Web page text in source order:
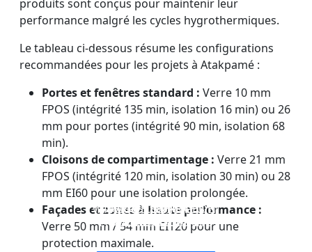
VERRE COUPE-FEU
MONOCOUCHE
VERRE COUPE-FEU
DOUBLE COUCHE
VITRAGES IGNIFUGES ET
PORTES
PAROI DE SÉPARATION
EN VERRE COUPE-FEU
produits sont conçus pour maintenir leur
performance malgré les cycles hygrothermiques.
Le tableau ci-dessous résume les configurations
recommandées pour les projets à Atakpamé :
Portes et fenêtres standard : Verre 10 mm
FPOS (intégrité 135 min, isolation 16 min) ou 26
mm pour portes (intégrité 90 min, isolation 68
min).
Cloisons de compartimentage : Verre 21 mm
FPOS (intégrité 120 min, isolation 30 min) ou 28
mm EI60 pour une isolation prolongée.
Façades et zones à haute performance :
Verre 50 mm / 54 mm EI120 pour une
protection maximale.